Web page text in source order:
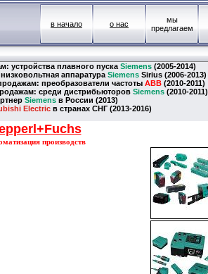
в начало о нас
мы
предлагаем
устройства плавного пуска Siemens (2005-2014)
аппаратура Siemens Sirius (2006-2013)
преобразователи частоты ABB (2010-2011)
среди дистрибьюторов Siemens (2010-2011)
Siemensв России (2013)
Electric в странах СНГ (2013-2016)
производств